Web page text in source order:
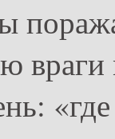
враги